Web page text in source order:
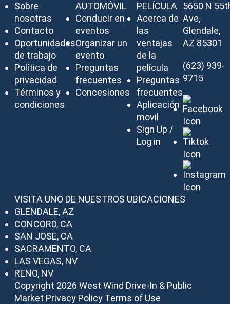
Sobre
nosotras
Contacto
Oportunidades
de trabajo
Política de
privacidad
Términos y
condiciones
AUTOMÓVIL
Conducir en
eventos
Organizar un
evento
Preguntas
frecuentes
Concesiones
PELÍCULA
Acerca de
las
ventajas
de la
película
Preguntas
frecuentes
Aplicación
movil
Sign Up /
Log in
5650 N
Ave,
Glendale,
AZ 85301
(623) 939-
9715
VISITA UNO DE NUESTROS UBICACIONES
GLENDALE, AZ
CONCORD, CA
SAN JOSE, CA
SACRAMENTO, CA
LAS VEGAS, NV
RENO, NV
Copyright 2026 West Wind Drive-In & Public
Market Privacy Policy Terms of Use